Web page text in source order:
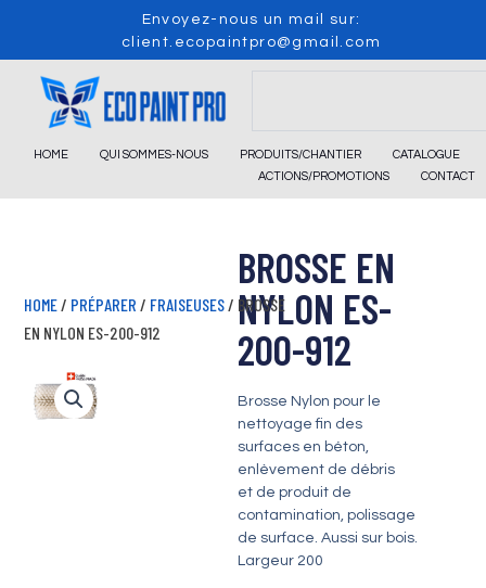
content
Envoyez-nous un mail sur:
client.ecopaintpro@gmail.com
HOME QUI SOMMES-NOUS PRODUITS/CHANTIER
CATALOGUE
ACTIONS/PROMOTIONS
CONTACT
BROSSE EN
NYLON ES-
200-912
Brosse Nylon pour le
nettoyage fin des
surfaces en béton,
enlèvement de débris
et de produit de
contamination, polissage
de surface. Aussi sur bois.
Largeur 200
HOME / PRÉPARER / FRAISEUSES / BROSSE
EN NYLON ES-200-912